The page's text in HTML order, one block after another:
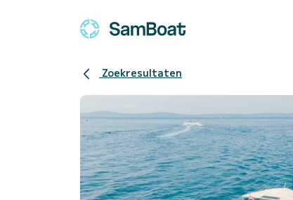
Zoekresultaten